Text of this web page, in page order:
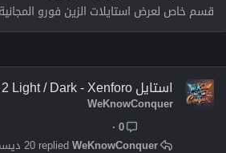
قسم خاص لعرض استايلات الزين فورو المجانية
استايل UI.X 2 Light / Dark - Xenforo اصدار 2.3.4.1.0
WeKnowConquer
0
20 ديسمبر 2024
WeKnowConquer